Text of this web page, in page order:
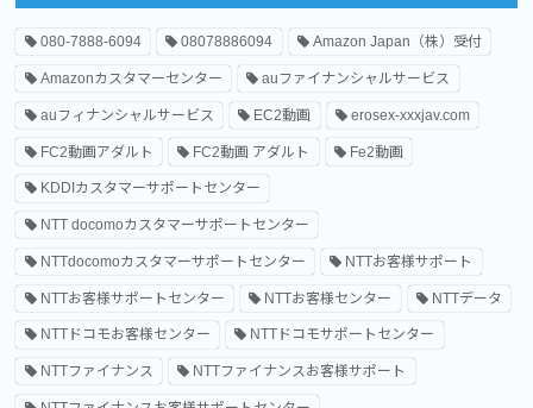
080-7888-6094 08078886094 Amazon Japan（株）受付
Amazonカスタマーセンター auファイナンシャルサービス
auフィナンシャルサービス EC2動画 erosex-xxxjav.com
FC2動画アダルト FC2動画 アダルト Fe2動画
KDDIカスタマーサポートセンター
NTT docomoカスタマーサポートセンター
NTTdocomoカスタマーサポートセンター NTTお客様サポート
NTTお客様サポートセンター NTTお客様センター NTTデータ
NTTドコモお客様センター NTTドコモサポートセンター
NTTファイナンス NTTファイナンスお客様サポート